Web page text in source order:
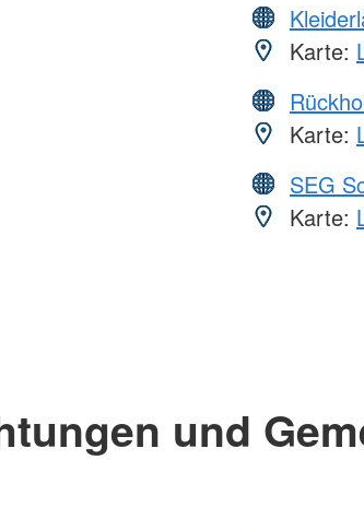
Karte:
Karte:
SEG
Karte:
und